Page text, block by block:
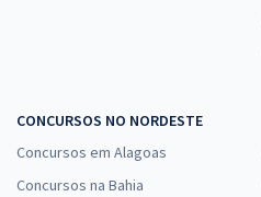
CONCURSOS NO NORDESTE
Concursos em Alagoas
Concursos na Bahia